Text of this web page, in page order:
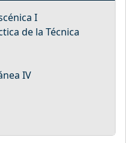
I
de la Técnica
IV